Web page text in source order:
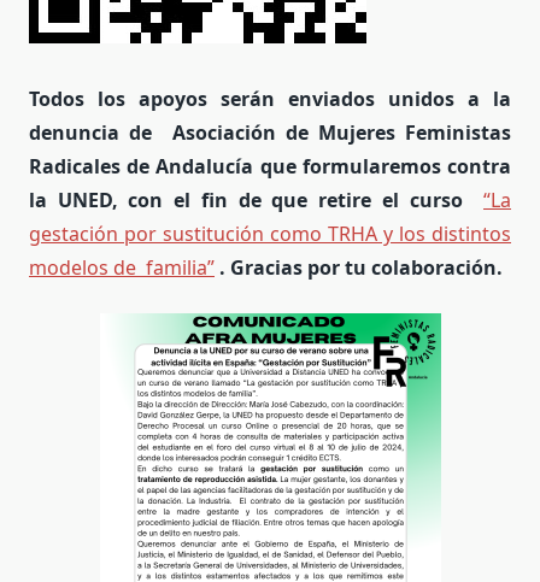
Todos los apoyos serán enviados unidos a la
denuncia de Asociación de Mujeres Feministas
Radicales de Andalucía que formularemos contra
la UNED, con el fin de que retire el curso “La
gestación por sustitución como TRHA y los distintos
modelos de familia” . Gracias por tu colaboración.